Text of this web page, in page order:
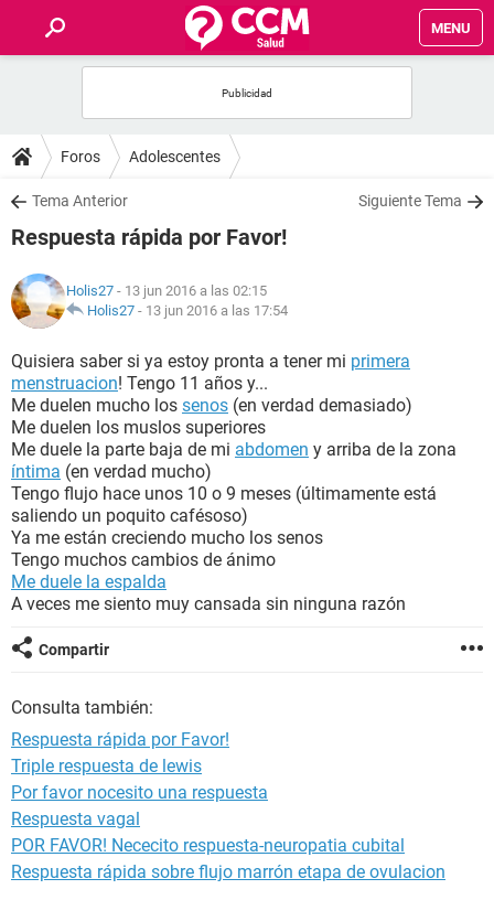
MENU
FOROS
SALUD
FAMILIA
NUTRICIÓN
BIENESTAR
SEXUALIDAD
GLOSARIO
Foros Adolescentes
Tema Anterior Siguiente Tema
Respuesta rápida por Favor!
Holis27 - 13 jun 2016 a las 02:15
Holis27 - 13 jun 2016 a las 17:54
Quisiera saber si ya estoy pronta a tener mi primera
menstruacion! Tengo 11 años y...
Me duelen mucho los senos (en verdad demasiado)
Me duelen los muslos superiores
Me duele la parte baja de mi abdomen y arriba de la zona
íntima (en verdad mucho)
Tengo flujo hace unos 10 o 9 meses (últimamente está
saliendo un poquito cafésoso)
Ya me están creciendo mucho los senos
Tengo muchos cambios de ánimo
Me duele la espalda
A veces me siento muy cansada sin ninguna razón
Compartir
Consulta también:
Respuesta rápida por Favor!
Triple respuesta de lewis
Por favor nocesito una respuesta
Respuesta vagal
POR FAVOR! Nececito respuesta-neuropatia cubital
Respuesta rápida sobre flujo marrón etapa de ovulacion